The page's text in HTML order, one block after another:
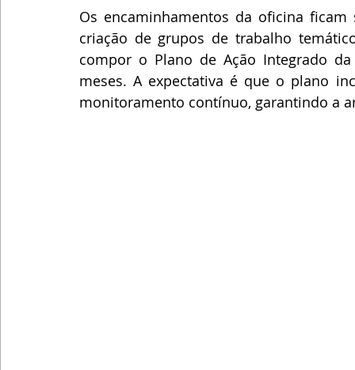
Os encaminhamentos da oficina
criação de grupos de trabalho
compor o Plano de Ação Integrado
meses. A expectativa é que o plano
monitoramento contínuo, garantindo a